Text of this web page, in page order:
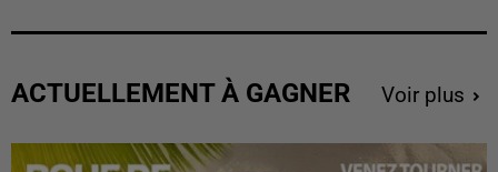
ACTUELLEMENT À GAGNER Voir plus